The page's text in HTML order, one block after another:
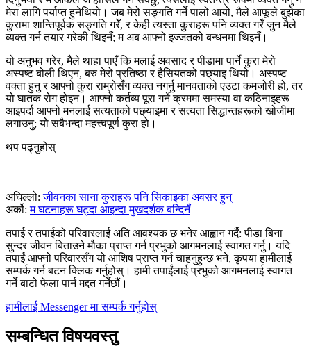
मेरा लागि पर्याप्त हुनेथियो। जब मेरो सङ्गति गर्ने पालो आयो, मैले आफूले बुझेका
कुरामा शान्तिपूर्वक सङ्गति गरेँ, र केही त्यस्ता कुराहरू पनि व्यक्त गरेँ जुन मैले
व्यक्त गर्न तयार गरेकी थिइनँ; म अब आफ्नो इज्जतको बन्धनमा थिइनँ।
यो अनुभव गरेर, मैले थाहा पाएँ कि मलाई अवसाद र पीडामा पार्ने कुरा मेरो
अस्पष्ट बोली थिएन, बरु मेरो प्रतिष्ठा र हैसियतको पछ्याइ थियो। अस्पष्ट
वक्ता हुनु र आफ्नो कुरा राम्रोसँग व्यक्त नगर्नु मानवताको एउटा कमजोरी हो, तर
यो घातक रोग होइन। आफ्नो कर्तव्य पूरा गर्ने क्रममा समस्या वा कठिनाइहरू
आइपर्दा आफ्नो मनलाई सत्यताको पछ्याइमा र सत्यता सिद्धान्तहरूको खोजीमा
लगाउनु; यो सबैभन्दा महत्त्वपूर्ण कुरा हो।
थप पढ्नुहोस्
अघिल्लो:जीवनका साना कुराहरू पनि सिकाइका अवसर हुन्
अर्को:म घटनाहरू घट्दा आइन्दा मुखदर्शक बन्दिनँ
तपाई र तपाईको परिवारलाई अति आवश्यक छ भनेर आह्वान गर्दै: पीडा बिना
सुन्दर जीवन बिताउने मौका प्राप्त गर्न प्रभुको आगमनलाई स्वागत गर्नु। यदि
तपाईं आफ्नो परिवारसँग यो आशिष प्राप्त गर्न चाहनुहुन्छ भने, कृपया हामीलाई
सम्पर्क गर्न बटन क्लिक गर्नुहोस्। हामी तपाईंलाई प्रभुको आगमनलाई स्वागत
गर्ने बाटो फेला पार्न मद्दत गर्नेछौं।
हामीलाई Messenger मा सम्पर्क गर्नुहोस्
सम्बन्धित विषयवस्तु